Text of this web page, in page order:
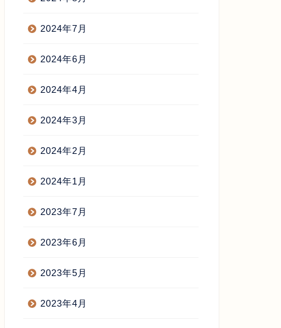
2024年7月
2024年6月
2024年4月
2024年3月
2024年2月
2024年1月
2023年7月
2023年6月
2023年5月
2023年4月